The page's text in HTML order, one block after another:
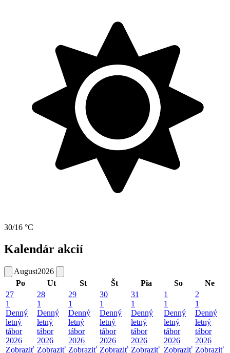
30/16 °C
Kalendár akcií
August2026
Po
Ut St Št Pia So
Ne
27
1
Denný
letný
tábor
2026
Zobraziť
28
1
Denný
letný
tábor
2026
Zobraziť
29
1
Denný
letný
tábor
2026
Zobraziť
30
1
Denný
letný
tábor
2026
Zobraziť
31
1
Denný
letný
tábor
2026
Zobraziť
1
1
Denný
letný
tábor
2026
Zobraziť
2
1
Denný
letný
tábor
2026
Zobraziť